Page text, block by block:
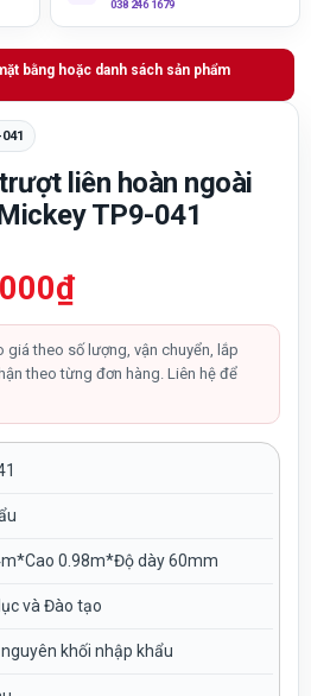
038 246 1679
bằng hoặc danh sách sản phẩm
liên hoàn ngoài
TP9-041
₫Giá
hiện
tại
là:
950,000₫.
giá theo số lượng, vận chuyển, lắp
theo từng đơn hàng. Liên hệ để
0.98m*Độ dày 60mm
và Đào tạo
nguyên khối nhập khẩu